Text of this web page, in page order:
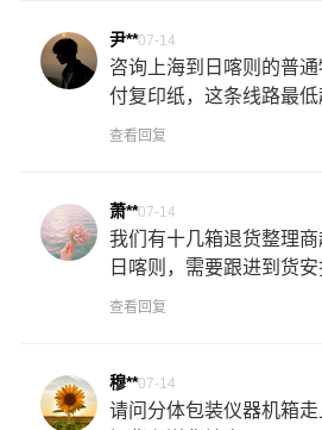
尹**07-14
咨询上海到日喀则的普
付复印纸，这条线路最
查看回复
萧**07-14
我们有十几箱退货整理
日喀则，需要跟进到货
查看回复
穆**07-14
请问分体包装仪器机箱走